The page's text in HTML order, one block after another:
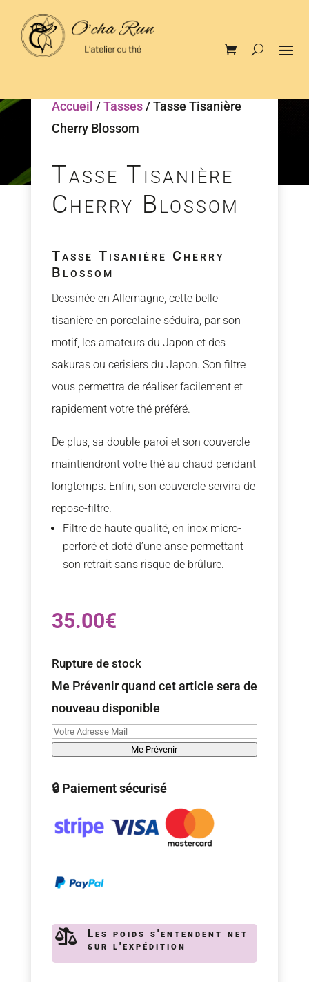
Accueil /Tasses/ Tasse Tisanière
Cherry Blossom
Tasse Tisanière
Cherry Blossom
Tasse Tisanière Cherry
Blossom
Dessinée en Allemagne, cette belle
tisanière en porcelaine séduira, par son
motif, les amateurs du Japon et des
sakuras ou cerisiers du Japon. Son filtre
vous permettra de réaliser facilement et
rapidement votre thé préféré.
De plus, sa double-paroi et son couvercle
maintiendront votre thé au chaud pendant
longtemps. Enfin, son couvercle servira de
repose-filtre.
Filtre de haute qualité, en inox micro-
perforé et doté d’une anse permettant
son retrait sans risque de brûlure.
35.00€
Rupture de stock
Me Prévenir quand cet article sera de
nouveau disponible
Me Prévenir
🔒 Paiement sécurisé

Les poids s'entendent net
sur l'expédition